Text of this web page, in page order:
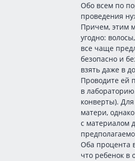
Обо всем по
проведения
Причем, этим
угодно:
все чаще
безопасно и
взять даже в
Проводите ей
в
конверты).
матери,
с материалом
Оба процента
что ребенок в